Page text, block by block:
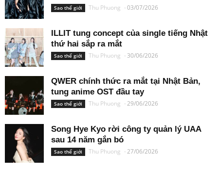
Sao thế giới Thu Phuong -03/07/2026
ILLIT tung concept của single tiếng Nhật
thứ hai sắp ra mắt
Sao thế giới Thu Phuong - 30/06/2026
QWER chính thức ra mắt tại Nhật Bản,
tung anime OST đầu tay
Sao thế giới Thu Phuong -29/06/2026
Song Hye Kyo rời công ty quản lý UAA
sau 14 năm gắn bó
Sao thế giới Thu Phuong -27/06/2026